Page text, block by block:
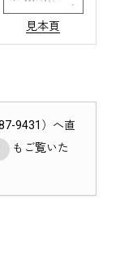
見本頁
9431）へ直
もご覧いた